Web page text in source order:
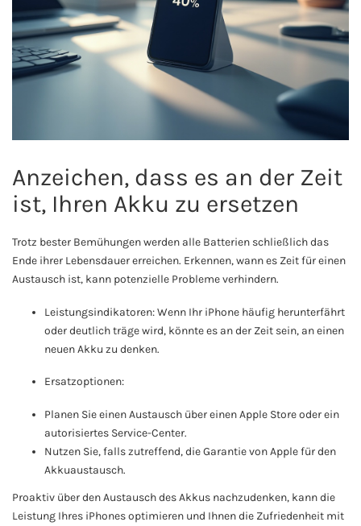
Anzeichen, dass es an der Zeit
ist, Ihren Akku zu ersetzen
Trotz bester Bemühungen werden alle Batterien schließlich das
Ende ihrer Lebensdauer erreichen. Erkennen, wann es Zeit für einen
Austausch ist, kann potenzielle Probleme verhindern.
Leistungsindikatoren: Wenn Ihr iPhone häufig herunterfährt
oder deutlich träge wird, könnte es an der Zeit sein, an einen
neuen Akku zu denken.
Ersatzoptionen:
Planen Sie einen Austausch über einen Apple Store oder ein
autorisiertes Service-Center.
Nutzen Sie, falls zutreffend, die Garantie von Apple für den
Akkuaustausch.
Proaktiv über den Austausch des Akkus nachzudenken, kann die
Leistung Ihres iPhones optimieren und Ihnen die Zufriedenheit mit